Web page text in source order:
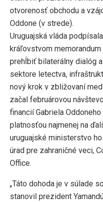
otvorenosť obchodu a
Oddone (v strede).
Uruguajská vláda
kráľovstvom
prehĺbiť bilaterálny dialóg
sektore letectva,
nový krok v zbližovaní
začal februárovou
financií Gabriela
platnosťou najmenej na
uruguajské ministerstvo
úrad pre zahraničné veci,
Office.
„Táto dohoda je v súlade
stanovil prezident